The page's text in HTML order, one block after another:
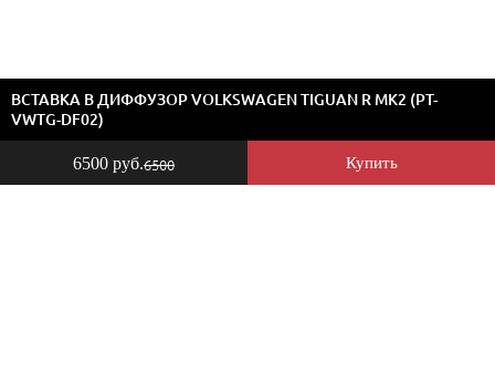
6500 руб.6500 Купить
ВСТАВКА В ДИФФУЗОР VOLKSWAGEN TIGUAN R MK2 (PT-
VWTG-DF02)